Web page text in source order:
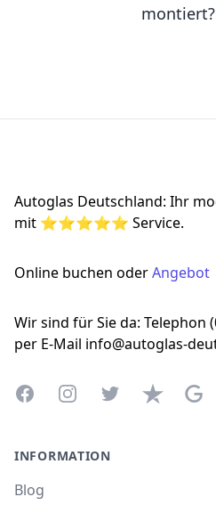
montiert?
Autoglas Deutschland: Ihr
mit ⭐⭐⭐⭐⭐ Service.
Online buchen oderAngebot
Wir sind für Sie da: Telephon
per E-Mail info@autoglas-
FacebookInstagramTwitterTrustpilot
INFORMATION
Blog